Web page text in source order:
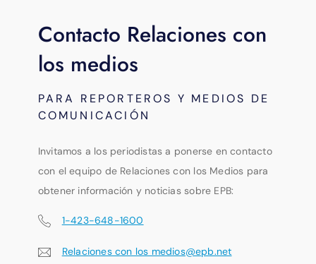
Contacto Relaciones con
los medios
PARA REPORTEROS Y MEDIOS DE
COMUNICACIÓN
Invitamos a los periodistas a ponerse en contacto
con el equipo de Relaciones con los Medios para
obtener información y noticias sobre EPB:
1-423-648-1600
Relaciones con los medios@epb.net